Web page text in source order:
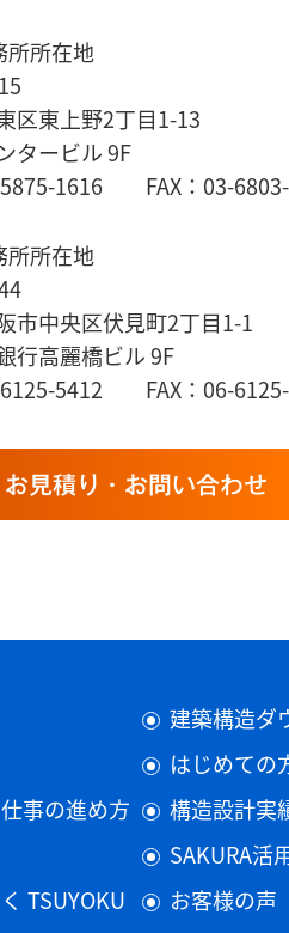
所所在地
区東上野2丁目1-13
タービル 9F
5875-1616 FAX：03-
所所在地
市中央区伏見町2丁目1-1
行高麗橋ビル 9F
6125-5412 FAX：06-
お見積り・お問い合わせ
事の進め方
TSUYOKU
建築構造ダ
はじめての
構造設計実
SAKURA活
お客様の声